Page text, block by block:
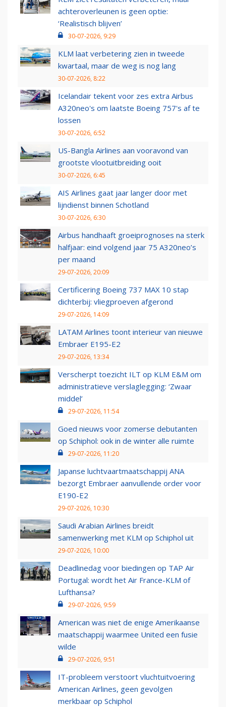
achteroverleunen is geen optie:
‘Realistisch blijven’
30-07-2026, 9:29
KLM laat verbetering zien in tweede
kwartaal, maar de weg is nog lang
30-07-2026, 8:22
Icelandair tekent voor zes extra Airbus
A320neo's om laatste Boeing 757's af te
lossen
30-07-2026, 6:52
US-Bangla Airlines aan vooravond van
grootste vlootuitbreiding ooit
30-07-2026, 6:45
AIS Airlines gaat jaar langer door met
lijndienst binnen Schotland
30-07-2026, 6:30
Airbus handhaaft groeiprognoses na sterk
halfjaar: eind volgend jaar 75 A320neo’s
per maand
29-07-2026, 20:09
Certificering Boeing 737 MAX 10 stap
dichterbij: vliegproeven afgerond
29-07-2026, 14:09
LATAM Airlines toont interieur van nieuwe
Embraer E195-E2
29-07-2026, 13:34
Verscherpt toezicht ILT op KLM E&M om
administratieve verslaglegging: ‘Zwaar
middel’
29-07-2026, 11:54
Goed nieuws voor zomerse debutanten
op Schiphol: ook in de winter alle ruimte
29-07-2026, 11:20
Japanse luchtvaartmaatschappij ANA
bezorgt Embraer aanvullende order voor
E190-E2
29-07-2026, 10:30
Saudi Arabian Airlines breidt
samenwerking met KLM op Schiphol uit
29-07-2026, 10:00
Deadlinedag voor biedingen op TAP Air
Portugal: wordt het Air France-KLM of
Lufthansa?
29-07-2026, 9:59
American was niet de enige Amerikaanse
maatschappij waarmee United een fusie
wilde
29-07-2026, 9:51
IT-probleem verstoort vluchtuitvoering
American Airlines, geen gevolgen
merkbaar op Schiphol